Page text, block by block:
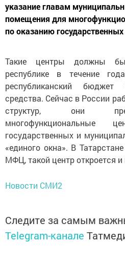
указание главам
помещения для
по оказанию государственных
Такие центры должны
республике в течение
республиканский
средства. Сейчас в России
структур, они
многофункциональные
государственных и
«единого окна». В
МФЦ, такой центр откроется и
Новости СМИ2
Следите за самым
Telegram-канале